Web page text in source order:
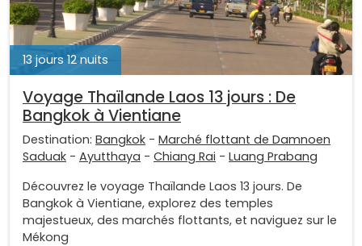
13 jours 12 nuits
Voyage Thaïlande Laos 13 jours : De
Bangkok à Vientiane
Destination: Bangkok - Marché flottant de Damnoen
Saduak - Ayutthaya - Chiang Rai - Luang Prabang
Découvrez le voyage Thaïlande Laos 13 jours. De
Bangkok à Vientiane, explorez des temples
majestueux, des marchés flottants, et naviguez sur le
Mékong